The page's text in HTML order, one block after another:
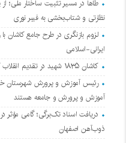
طاها در مسیر تثبیت ساختار ملی؛
نظارتی و شتاب‌بخشی به فیبر نوری
ایرانی-اسلامی
کاشان ۱۸۳۵ شهید در تقدیم انقلاب کرده است
رئیس آموزش و پرورش شهرستان
آموزش و پرورش و جامعه هستند
دریافت اسناد تک‌برگی؛ گامی مؤثر
ذوب‌آهن اصفهان